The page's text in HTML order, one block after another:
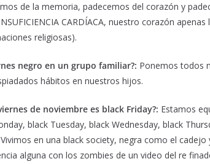
de la memoria, padecemos del corazón y
CARDÍACA, nuestro corazón
religiosas).
negro en un grupo familiar?: Ponemos todos
hábitos en nuestros hijos.
de noviembre es black Friday?: Estamos
black Tuesday, black Wednesday, black
en una black society, negra como el
alguna con los zombies de un video del re